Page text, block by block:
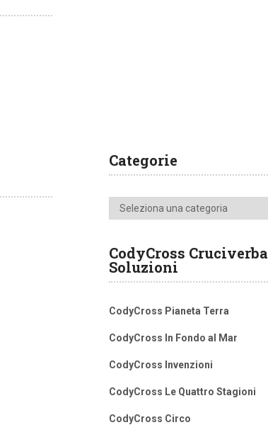
Categorie
Categorie
CodyCross Cruciverba
Soluzioni
CodyCross Pianeta Terra
CodyCross In Fondo al Mar
CodyCross Invenzioni
CodyCross Le Quattro Stagioni
CodyCross Circo